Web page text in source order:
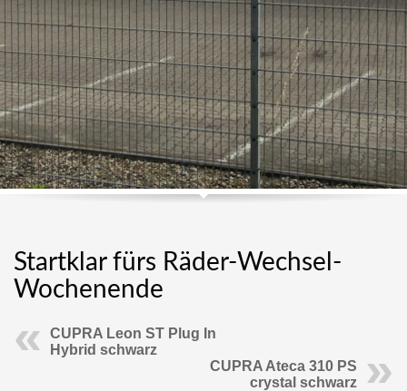
Startklar fürs Räder-Wechsel-
Wochenende
CUPRA Leon ST Plug In
Hybrid schwarz
CUPRA Ateca 310 PS
crystal schwarz